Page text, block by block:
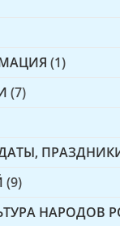
(1)
(7)
(9)
НАРОДОВ